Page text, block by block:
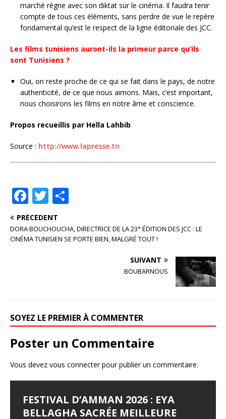
marché règne avec son diktat sur le cinéma. Il faudra tenir
compte de tous ces éléments, sans perdre de vue le repère
fondamental qu’est le respect de la ligne éditoriale des JCC.
Les films tunisiens auront-ils la primeur parce qu’ils
sont Tunisiens ?
Oui, on reste proche de ce qui se fait dans le pays, de notre
authenticité, de ce que nous aimons. Mais, c’est important,
nous choisirons les films en notre âme et conscience.
Propos recueillis par Hella Lahbib
Source : http://www.lapresse.tn
F
a
c
e
k
T
w
it
te
ta
g
PRÉCÉDENT
DORA BOUCHOUCHA, DIRECTRICE DE LA 23° ÉDITION DES JCC : LE
CINÉMA TUNISIEN SE PORTE BIEN, MALGRÉ TOUT !
SUIVANT
BOUBARNOUS
SOYEZ LE PREMIER À COMMENTER
Poster un Commentaire
Vous devez vous connecterpour publier un commentaire.
FESTIVAL D’AMMAN 2026 : EYA
BELLAGHA SACRÉE MEILLEURE
LES JOURNÉES
CINÉMATOGRAPHIQUES DE
LE SYNDROME DE DJAMILA
Le Syndrome de Djamila Pays : Tunisie Réalisateur :
JALILA BORHANE
Jalila Borhane Actrice. Filmographie de Jalila Borhane,
BABOUNA BEN AYED
Babouna Ben Ayed Actrice. Filmographie de Babouna